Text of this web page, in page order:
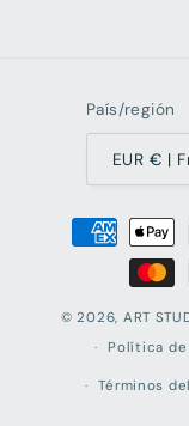
País/región
EUR €
Formas
© 2026, ART
Política
Términos